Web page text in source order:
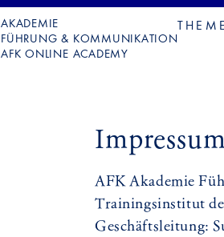
AKADEMIE
FÜHRUNG & KOMMUNIKATION
AFK ONLINE ACADEMY
AFK Akademie
Trainingsinstitut
Geschäftsleitung: